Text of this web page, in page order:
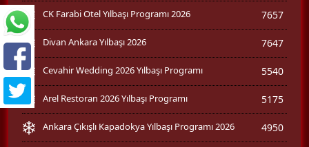
CK Farabi Otel Yılbaşı Programı 2026 7657
Divan Ankara Yılbaşı 2026 7647
Cevahir Wedding 2026 Yılbaşı Programı 5540
Arel Restoran 2026 Yılbaşı Programı 5175
Ankara Çıkışlı Kapadokya Yılbaşı Programı 2026 4950